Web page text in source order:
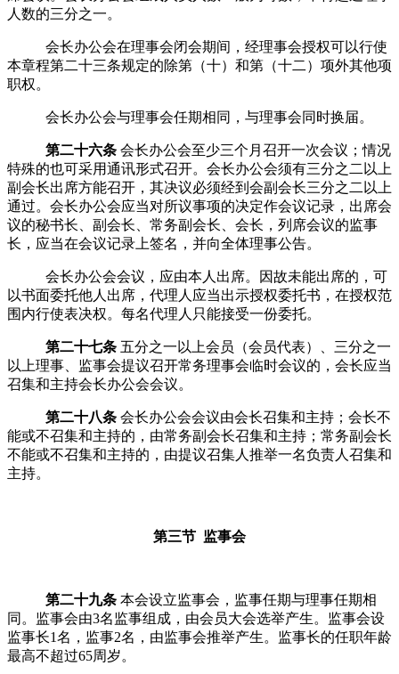
人数的三分之一。
会长办公会在理事会闭会期间，经理事会授权可以行使
本章程第二十三条规定的除第（十）和第（十二）项外其他项
职权。
会长办公会与理事会任期相同，与理事会同时换届。
第二十六条 会长办公会至少三个月召开一次会议；情况
特殊的也可采用通讯形式召开。会长办公会须有三分之二以上
副会长出席方能召开，其决议必须经到会副会长三分之二以上
通过。会长办公会应当对所议事项的决定作会议记录，出席会
议的秘书长、副会长、常务副会长、会长，列席会议的监事
长，应当在会议记录上签名，并向全体理事公告。
会长办公会会议，应由本人出席。因故未能出席的，可
以书面委托他人出席，代理人应当出示授权委托书，在授权范
围内行使表决权。每名代理人只能接受一份委托。
第二十七条 五分之一以上会员（会员代表）、三分之一
以上理事、监事会提议召开常务理事会临时会议的，会长应当
召集和主持会长办公会会议。
第二十八条 会长办公会会议由会长召集和主持；会长不
能或不召集和主持的，由常务副会长召集和主持；常务副会长
不能或不召集和主持的，由提议召集人推举一名负责人召集和
主持。
第三节 监事会
第二十九条 本会设立监事会，监事任期与理事任期相
同 。 监事会由3名监事组成，由会员大会选举产生。监事会设
监事长1名，监事2名，由监事会推举产生。 监事长的任职年龄
最高不超过65周岁。